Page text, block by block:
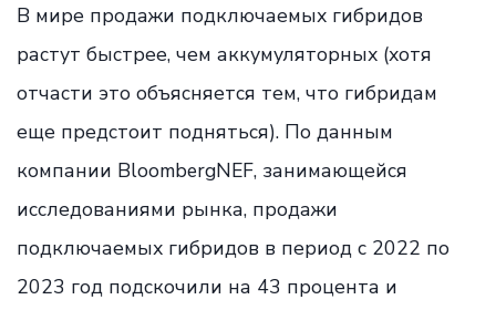
В мире продажи подключаемых гибридов
растут быстрее, чем аккумуляторных (хотя
отчасти это объясняется тем, что гибридам
еще предстоит подняться). По данным
компании BloombergNEF, занимающейся
исследованиями рынка, продажи
подключаемых гибридов в период с 2022 по
2023 год подскочили на 43 процента и